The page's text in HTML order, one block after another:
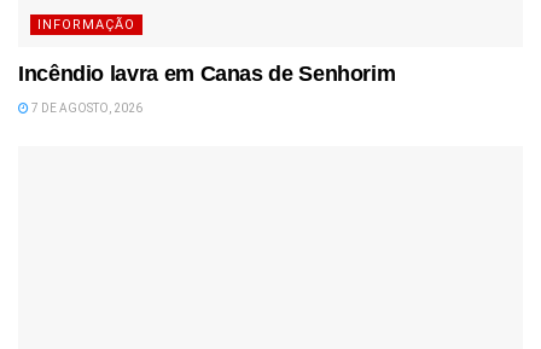
INFORMAÇÃO
Incêndio lavra em Canas de Senhorim
7 DE AGOSTO, 2026